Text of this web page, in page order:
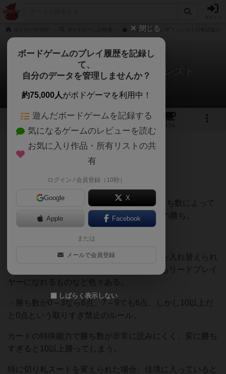
フォックスインザフォレスト日本語版の
フォックス・イン・ザ・フォレスト
タカミネコウヘイさんのレビュー
2 1 10
カフェ
103名 1名 0 約1ヶ月前
2人用のトリックテイキング。
1ラウンド13ターン、カードを出し合い、勝ち数によって
得点を得て、合計点が21点以上を取った人の勝ち。
面白いと思った点は2点。
・カードの半分に特殊能力があり、カードを入れ替えられ
るもの、切り札を変えられるもの、負けてもリードプレイ
ヤーになれるものなど色々ある。
・勝ち数が0～3なら6点、7～9でも6点、しかし10以上だ
と0点という取りすぎ禁止のルール。
カードの特殊能力で勝ち数が非常に読みにくく、変に勝ち
すぎると10以上勝ってしまう。
特に切り札スートを変えられた場合、佳境に入っていると
閉じる
ボードゲームのプレイ履歴を記録し
て、
自分のデータを管理しませんか？
約75,000人がボドゲーマを利用中！
遊んだボードゲームを記録する
気になるゲームのレビューを読む
お気に入り作品・所有リストの共
有
ログイン / 会員登録（10秒）
Google X
Apple Facebook
または
メールで会員登録
しばらく表示しない